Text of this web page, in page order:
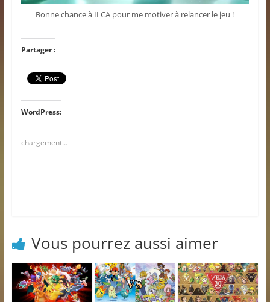
Bonne chance à ILCA pour me motiver à relancer le jeu !
Partager :
WordPress:
chargement…
Vous pourrez aussi aimer